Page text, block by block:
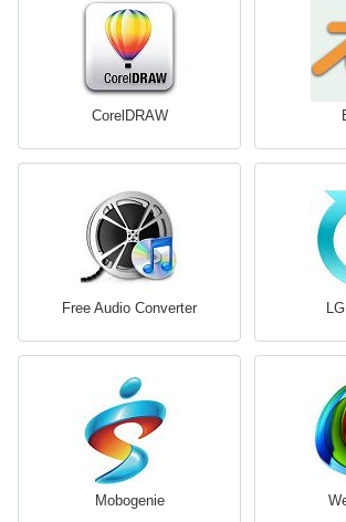
CorelDRAW
Free Audio Converter
Mobogenie